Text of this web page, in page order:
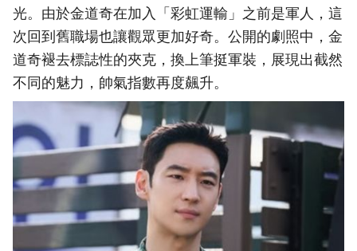
光。由於金道奇在加入「彩虹運輸」之前是軍人，這
次回到舊職場也讓觀眾更加好奇。公開的劇照中，金
道奇褪去標誌性的夾克，換上筆挺軍裝，展現出截然
不同的魅力，帥氣指數再度飆升。